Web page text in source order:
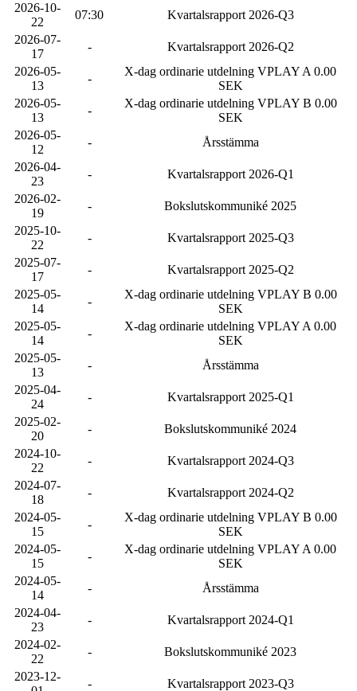
2026-10-
22
07:30
Kvartalsrapport 2026-Q3
2026-07-
17
-
Kvartalsrapport 2026-Q2
2026-05-
13
-
X-dag ordinarie utdelning VPLAY A 0.00
SEK
2026-05-
13
-
X-dag ordinarie utdelning VPLAY B 0.00
SEK
2026-05-
12
-
Årsstämma
2026-04-
23
-
Kvartalsrapport 2026-Q1
2026-02-
19
-
Bokslutskommuniké 2025
2025-10-
22
-
Kvartalsrapport 2025-Q3
2025-07-
17
-
Kvartalsrapport 2025-Q2
2025-05-
14
-
X-dag ordinarie utdelning VPLAY B 0.00
SEK
2025-05-
14
-
X-dag ordinarie utdelning VPLAY A 0.00
SEK
2025-05-
13
-
Årsstämma
2025-04-
24
-
Kvartalsrapport 2025-Q1
2025-02-
20
-
Bokslutskommuniké 2024
2024-10-
22
-
Kvartalsrapport 2024-Q3
2024-07-
18
-
Kvartalsrapport 2024-Q2
2024-05-
15
-
X-dag ordinarie utdelning VPLAY B 0.00
SEK
2024-05-
15
-
X-dag ordinarie utdelning VPLAY A 0.00
SEK
2024-05-
14
-
Årsstämma
2024-04-
23
-
Kvartalsrapport 2024-Q1
2024-02-
22
-
Bokslutskommuniké 2023
2023-12-
- Kvartalsrapport 2023-Q3